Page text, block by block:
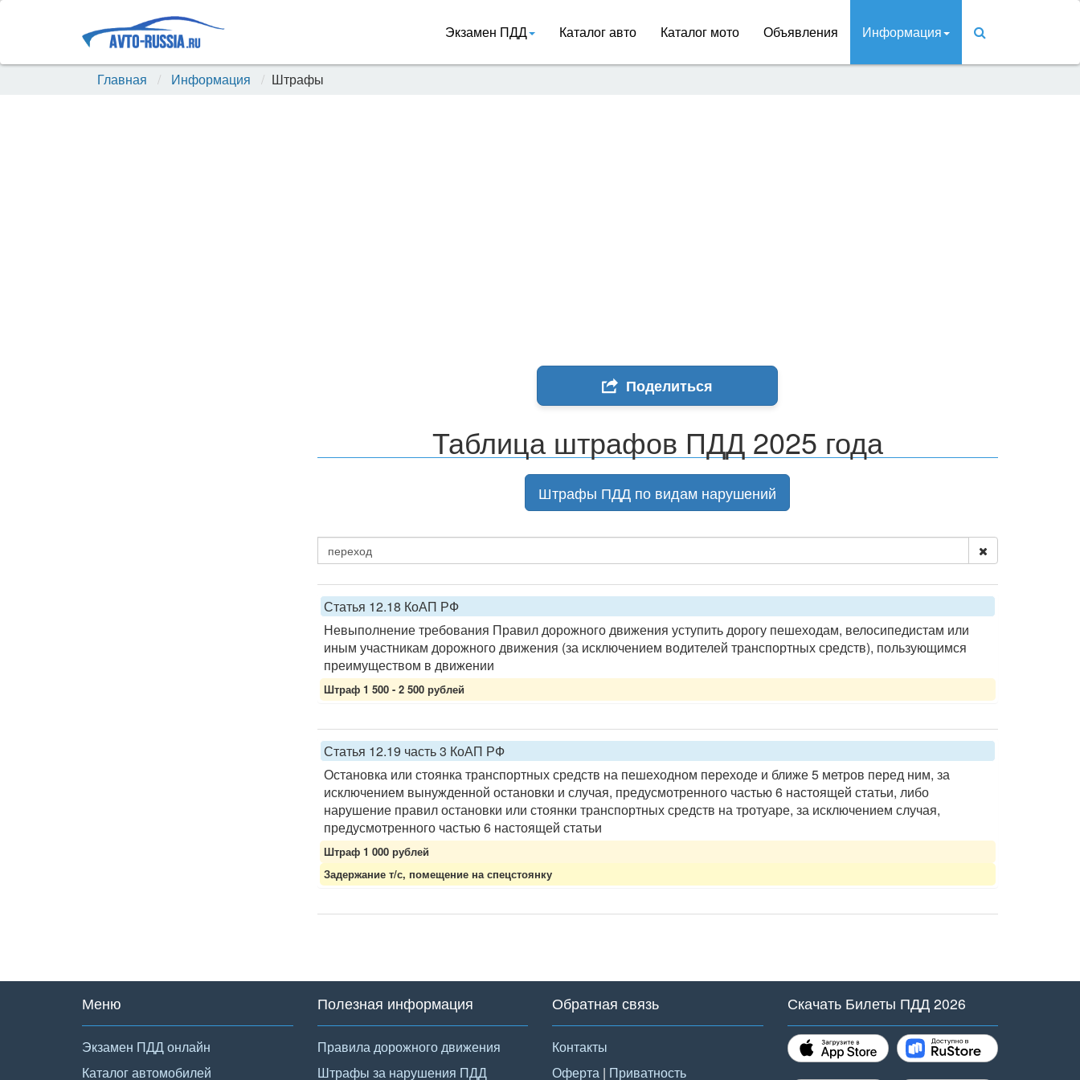
Экзамен ПДД Каталог авто Каталог мото Объявления Информация
Главная Информация Штрафы
Поделиться
Таблица штрафов ПДД 2025 года
Штрафы ПДД по видам нарушений
Статья 12.18 КоАП РФ
Невыполнение требования Правил дорожного движения уступить дорогу пешеходам, велосипедистам или
иным участникам дорожного движения (за исключением водителей транспортных средств), пользующимся
преимуществом в движении
Штраф 1 500 - 2 500 рублей
Статья 12.19 часть 3 КоАП РФ
Остановка или стоянка транспортных средств на пешеходном переходе и ближе 5 метров перед ним, за
исключением вынужденной остановки и случая, предусмотренного частью 6 настоящей статьи, либо
нарушение правил остановки или стоянки транспортных средств на тротуаре, за исключением случая,
предусмотренного частью 6 настоящей статьи
Штраф 1 000 рублей
Задержание т/с, помещение на спецстоянку
Меню
Экзамен ПДД онлайн
Каталог автомобилей
Полезная информация
Правила дорожного движения
Штрафы за нарушения ПДД
Обратная связь
Контакты
Оферта | Приватность
Скачать Билеты ПДД 2026